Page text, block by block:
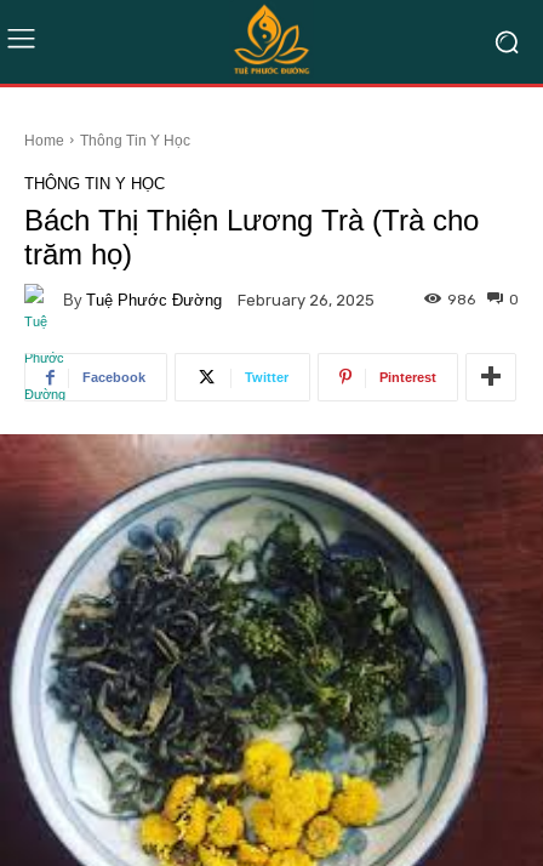
Home Thông Tin Y Học
THÔNG TIN Y HỌC
Bách Thị Thiện Lương Trà (Trà cho
trăm họ)
By Tuệ Phước Đường February 26, 2025 0
986
Facebook Twitter Pinterest